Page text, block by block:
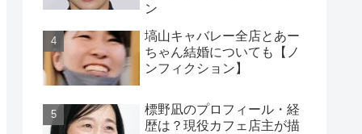
ン
塙山キャバレー全店とあー
ちゃん結婚についても【ノ
ンフィクション】
標野凪のプロフィール・経
歴は？現役カフェ店主が描